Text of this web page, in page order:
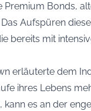
Premium Bonds,
Aufspüren
bereits mit
erläuterte dem
ihres Lebens
es an der